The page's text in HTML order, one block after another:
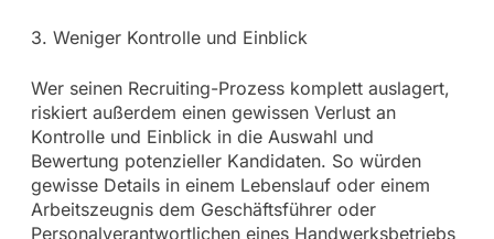
3. Weniger Kontrolle und Einblick
Wer seinen Recruiting-Prozess komplett auslagert,
riskiert außerdem einen gewissen Verlust an
Kontrolle und Einblick in die Auswahl und
Bewertung potenzieller Kandidaten. So würden
gewisse Details in einem Lebenslauf oder einem
Arbeitszeugnis dem Geschäftsführer oder
Personalverantwortlichen eines Handwerksbetriebs